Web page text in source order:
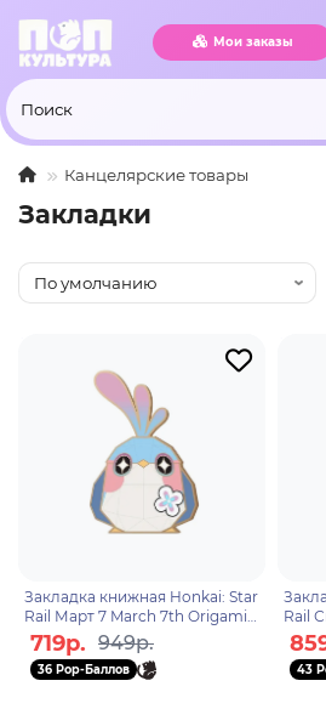
Мои заказы
Канцелярские товары
Закладки
Закладка книжная Honkai: Star
Rail Март 7 March 7th Origami
Bird Clash series 40597
719р. 949р.
36 Pop-Баллов
Rail
Bird
43